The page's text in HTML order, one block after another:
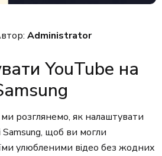
Administrator
YouTube на
ми розглянемо, як налаштувати
Samsung, щоб ви могли
улюбленими відео без жодних